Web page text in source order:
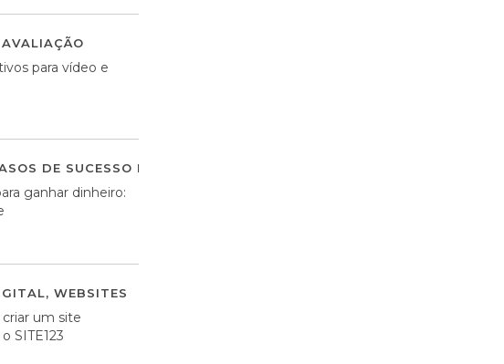
AVALIAÇÃO
para vídeo e
DE SUCESSO DE ESTRATÉGIA DIGITAL
ganhar dinheiro:
, WEBSITES
um site
SITE123